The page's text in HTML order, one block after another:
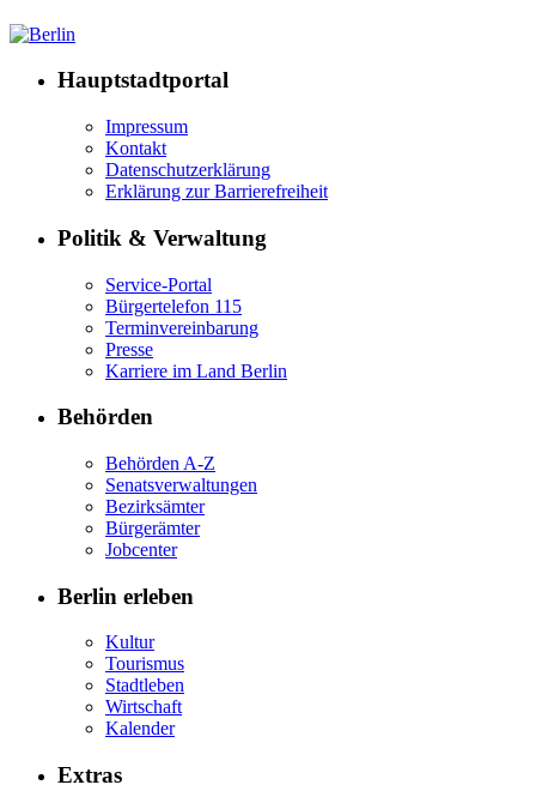
Hauptstadtportal
Impressum
Kontakt
Datenschutzerklärung
Erklärung zur Barrierefreiheit
Politik & Verwaltung
Service-Portal
Bürgertelefon 115
Terminvereinbarung
Presse
Karriere im Land Berlin
Behörden
Behörden A-Z
Senatsverwaltungen
Bezirksämter
Bürgerämter
Jobcenter
Berlin erleben
Kultur
Tourismus
Stadtleben
Wirtschaft
Kalender
Extras